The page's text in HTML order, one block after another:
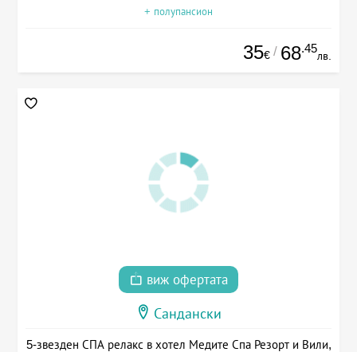
+ полупансион
35€ / 68.45
лв.
виж офертата
Сандански
5-звезден СПА релакс в хотел Медите Спа Резорт и Вили,